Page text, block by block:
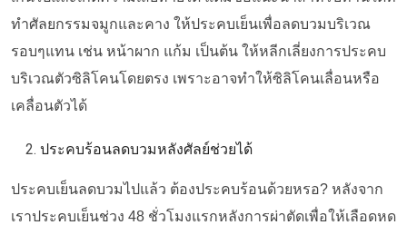
ทำศัลยกรรมจมูกและคาง ให้ประคบเย็นเพื่อลดบวมบริเวณ
รอบๆแทน เช่น หน้าผาก แก้ม เป็นต้น ให้หลีกเลี่ยงการประคบ
บริเวณตัวซิลิโคนโดยตรง เพราะอาจทำให้ซิลิโคนเลื่อนหรือ
เคลื่อนตัวได้
ประคบร้อนลดบวมหลังศัลย์ช่วยได้
ประคบเย็นลดบวมไปแล้ว ต้องประคบร้อนด้วยหรอ? หลังจาก
เราประคบเย็นช่วง 48 ชั่วโมงแรกหลังการผ่าตัดเพื่อให้เลือดหด